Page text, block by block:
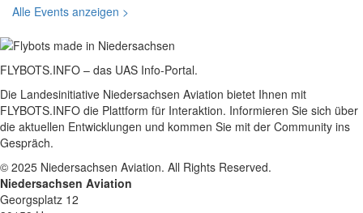
Alle Events anzeigen >
FLYBOTS.INFO – das UAS Info-Portal.
Die Landesinitiative Niedersachsen Aviation bietet Ihnen mit
FLYBOTS.INFO die Plattform für Interaktion. Informieren Sie sich über
die aktuellen Entwicklungen und kommen Sie mit der Community ins
Gespräch.
© 2025 Niedersachsen Aviation. All Rights Reserved.
Niedersachsen Aviation
Georgsplatz 12